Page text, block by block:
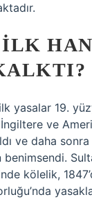
yasalar 19.
ve
ve daha
kölelik,